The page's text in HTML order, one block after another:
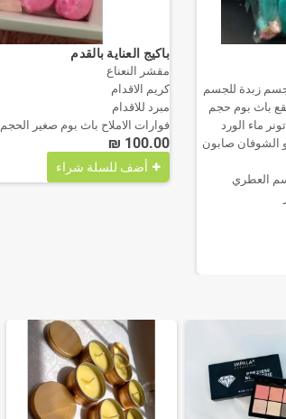
باكيج العناية بالقدم
مقشر النعناع
كريم الاقدام
مبرد للاقدام
فوارات الاملاح باث بوم صغير الحجم
100.00 ₪
أضف للسلة شراء
زبدة للجسم
باث بوم حجم
تونر ماء الورد
الشوفان صابون
العطري